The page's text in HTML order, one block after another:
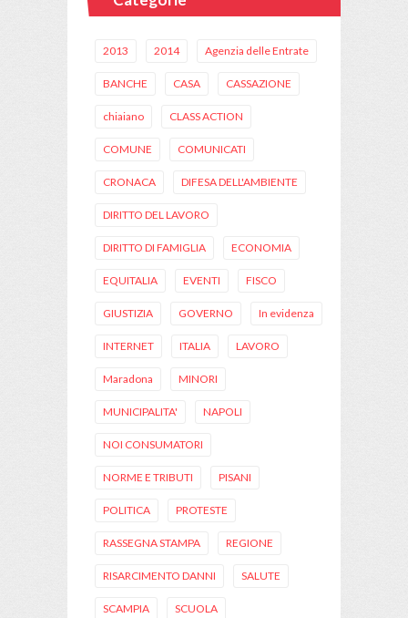
2013 2014 Agenzia delle Entrate
BANCHE CASA CASSAZIONE
chiaiano CLASS ACTION
COMUNE COMUNICATI
CRONACA DIFESA DELL'AMBIENTE
DIRITTO DEL LAVORO
DIRITTO DI FAMIGLIA ECONOMIA
EQUITALIA EVENTI FISCO
GIUSTIZIA GOVERNO In evidenza
INTERNET ITALIA LAVORO
Maradona MINORI
MUNICIPALITA' NAPOLI
NOI CONSUMATORI
NORME E TRIBUTI PISANI
POLITICA PROTESTE
RASSEGNA STAMPA REGIONE
RISARCIMENTO DANNI SALUTE
SCAMPIA SCUOLA